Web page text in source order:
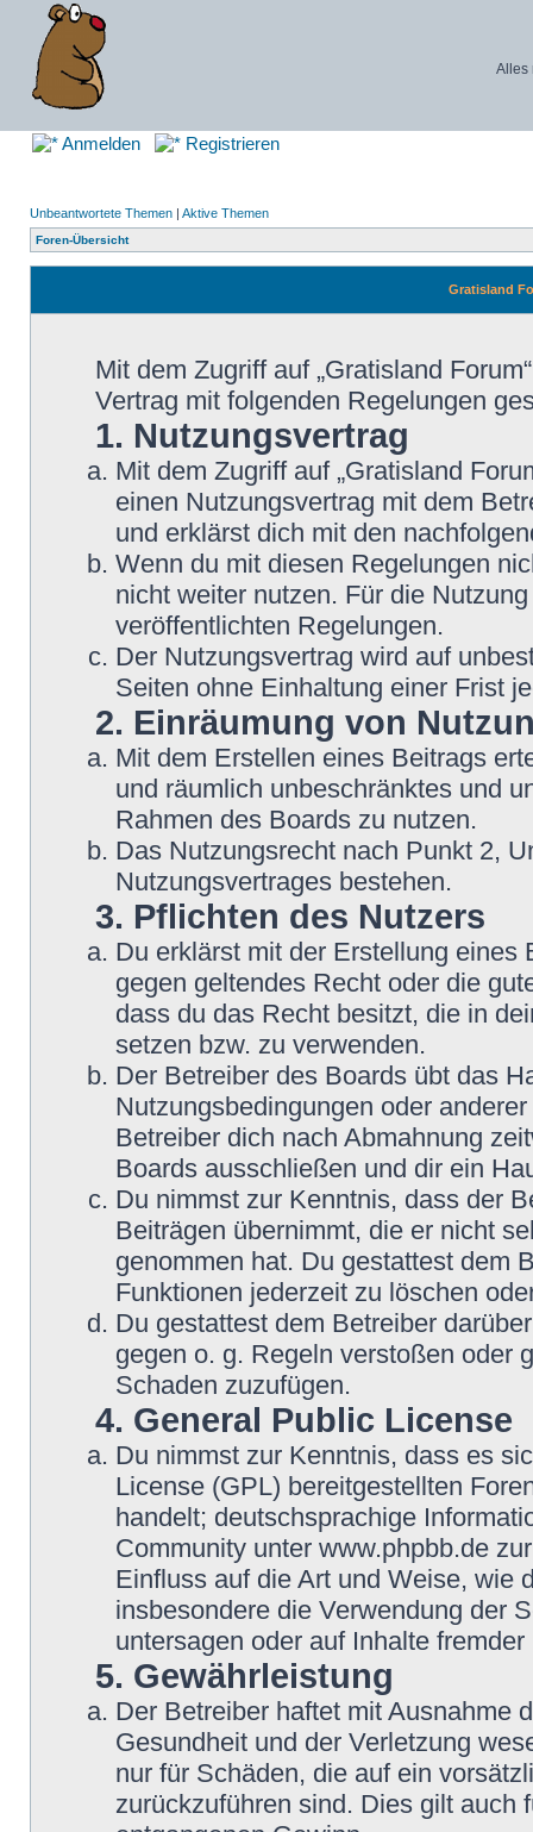
Alles
Anmelden Registrieren
Unbeantwortete Themen | Aktive Themen
Foren-Übersicht
Gratisland
Mit dem Zugriff auf „Gratisland
Vertrag mit folgenden Regelungen
1. Nutzungsvertrag
Mit dem Zugriff auf „Gratisland
einen Nutzungsvertrag mit dem
und erklärst dich mit den
Wenn du mit diesen Regelungen
nicht weiter nutzen. Für die
veröffentlichten Regelungen.
Der Nutzungsvertrag wird auf
Seiten ohne Einhaltung einer Frist
2. Einräumung von
Mit dem Erstellen eines Beitrags
und räumlich unbeschränktes und
Rahmen des Boards zu nutzen.
Das Nutzungsrecht nach Punkt 2,
Nutzungsvertrages bestehen.
3. Pflichten des Nutzers
Du erklärst mit der Erstellung eines
gegen geltendes Recht oder die
dass du das Recht besitzt, die in
setzen bzw. zu verwenden.
Der Betreiber des Boards übt das
Nutzungsbedingungen oder
Betreiber dich nach Abmahnung
Boards ausschließen und dir ein
Du nimmst zur Kenntnis, dass der
Beiträgen übernimmt, die er nicht
genommen hat. Du gestattest dem
Funktionen jederzeit zu löschen
Du gestattest dem Betreiber
gegen o. g. Regeln verstoßen oder
Schaden zuzufügen.
4. General Public License
Du nimmst zur Kenntnis, dass es
License (GPL) bereitgestellten
handelt; deutschsprachige
Community unter www.phpbb.de
Einfluss auf die Art und Weise, wie
insbesondere die Verwendung der
untersagen oder auf Inhalte
5. Gewährleistung
Der Betreiber haftet mit Ausnahme
Gesundheit und der Verletzung
nur für Schäden, die auf ein
zurückzuführen sind. Dies gilt auch